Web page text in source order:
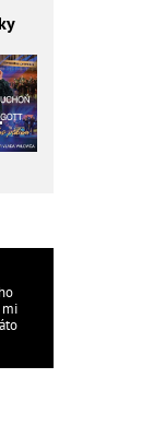
mi